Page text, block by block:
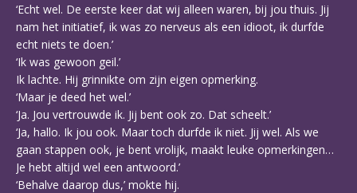
‘Echt wel. De eerste keer dat wij alleen waren, bij jou thuis. Jij
nam het initiatief, ik was zo nerveus als een idioot, ik durfde
echt niets te doen.’
‘Ik was gewoon geil.’
Ik lachte. Hij grinnikte om zijn eigen opmerking.
‘Maar je deed het wel.’
‘Ja. Jou vertrouwde ik. Jij bent ook zo. Dat scheelt.’
‘Ja, hallo. Ik jou ook. Maar toch durfde ik niet. Jij wel. Als we
gaan stappen ook, je bent vrolijk, maakt leuke opmerkingen…
Je hebt altijd wel een antwoord.’
‘Behalve daarop dus,’ mokte hij.